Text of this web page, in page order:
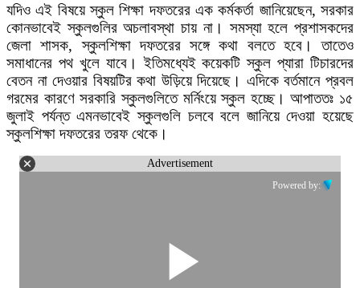
যদিও এই বিষয়ে স্কুল শিক্ষা দফতরের এক কর্মকর্তা জানিয়েছেন, সরকার
কোনভাবেই স্কুলগুলির অচলাবস্থা চায় না। সমস্যা হলে প্রশাসকদের
জেলা শাসক, স্কুলশিক্ষা দফতরের সঙ্গে কথা বলতে হবে। তাতেও
সমাধানের পথ খুলে যাবে। ইতিমধ্যেই কয়েকটি স্কুল প্যারা টিচারদের
বেতন না দেওয়ার বিষয়টির কথা উড়িয়ে দিয়েছে। এদিকে বর্তমানে প্রবল
গরমের কারণে সরকারি স্কুলগুলিতে মর্নিংয়ে স্কুল হচ্ছে। আপাততঃ ১৫
জুলাই পর্যন্ত এমনভাবেই স্কুলগুলি চলবে বলে জানিয়ে দেওয়া হয়েছে
স্কুলশিক্ষা দফতরের তরফ থেকে।
Advertisement
Powered by: